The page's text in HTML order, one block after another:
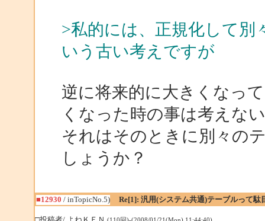
>私的には、正規化して
いう古い考えですが
逆に将来的に大きくなっ
くなった時の事は考えな
それはそのときに別々の
しょうか？
■12930 / inTopicNo.5) Re[1]: 汎用(システム共通)テーブルって駄